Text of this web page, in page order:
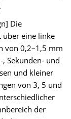
Die
über eine linke
von 0,2–1,5 mm
Sekunden- und
und kleiner
von 3, 5 und
der